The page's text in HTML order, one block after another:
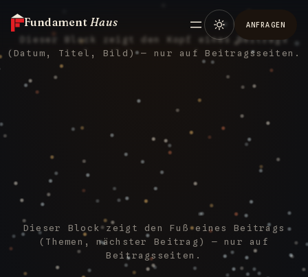
Fundament Haus ANFRAGEN
Dieser Block zeigt den Kopf eines Beitrags
(Datum, Titel, Bild) — nur auf Beitragsseiten.
Dieser Block zeigt den Fuß eines Beitrags
(Themen, nächster Beitrag) — nur auf
Beitragsseiten.